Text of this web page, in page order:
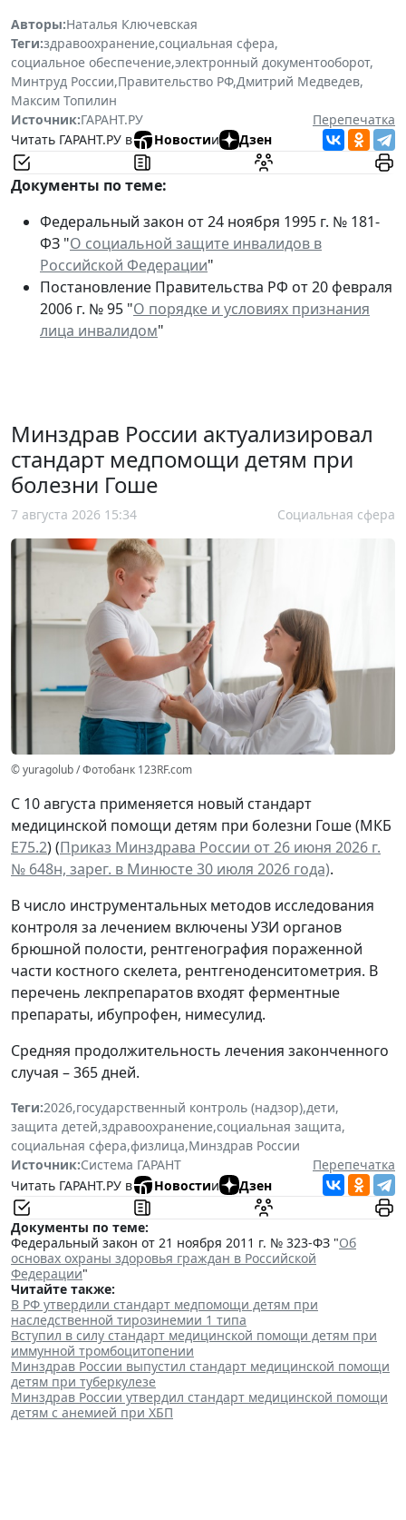
Авторы:Наталья Ключевская
Теги:здравоохранение,социальная сфера,
социальное обеспечение,электронный документооборот,
Минтруд России,Правительство РФ,Дмитрий Медведев,
Максим Топилин
Источник:ГАРАНТ.РУ
Перепечатка
Читать ГАРАНТ.РУ в
Новостии Дзен
Документы по теме:
Федеральный закон от 24 ноября 1995 г. № 181-
ФЗ "О социальной защите инвалидов в
Российской Федерации"
Постановление Правительства РФ от 20 февраля
2006 г. № 95 "О порядке и условиях признания
лица инвалидом"
Минздрав России актуализировал
стандарт медпомощи детям при
болезни Гоше
7 августа 2026 15:34 Социальная сфера
© yuragolub / Фотобанк 123RF.com
С 10 августа применяется новый стандарт
медицинской помощи детям при болезни Гоше (МКБ
Е75.2) (Приказ Минздрава России от 26 июня 2026 г.
№ 648н, зарег. в Минюсте 30 июля 2026 года).
В число инструментальных методов исследования
контроля за лечением включены УЗИ органов
брюшной полости, рентгенография пораженной
части костного скелета, рентгеноденситометрия. В
перечень лекпрепаратов входят ферментные
препараты, ибупрофен, нимесулид.
Средняя продолжительность лечения законченного
случая – 365 дней.
Теги:2026,государственный контроль (надзор),дети,
защита детей,здравоохранение,социальная защита,
социальная сфера,физлица,Минздрав России
Источник:Система ГАРАНТ
Перепечатка
Читать ГАРАНТ.РУ в
Новостии Дзен
Документы по теме:
Федеральный закон от 21 ноября 2011 г. № 323-ФЗ "Об
основах охраны здоровья граждан в Российской
Федерации"
Читайте также:
В РФ утвердили стандарт медпомощи детям при
наследственной тирозинемии 1 типа
Вступил в силу стандарт медицинской помощи детям при
иммунной тромбоцитопении
Минздрав России выпустил стандарт медицинской помощи
детям при туберкулезе
Минздрав России утвердил стандарт медицинской помощи
детям с анемией при ХБП